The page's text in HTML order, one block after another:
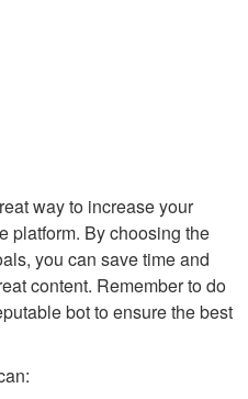
way to increase your
platform. By choosing the
you can save time and
content. Remember to do
bot to ensure the best